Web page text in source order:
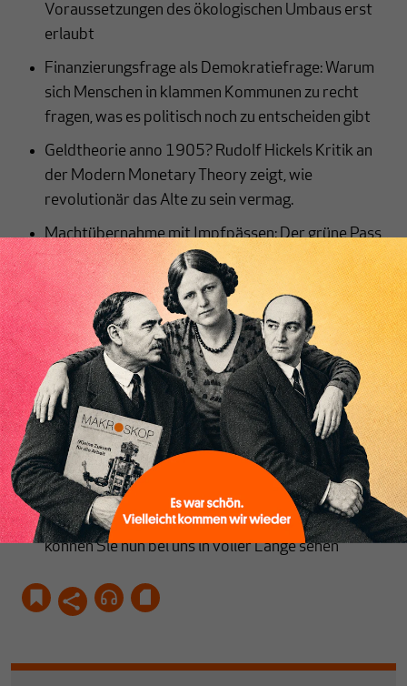
Inhaltsverzeichnis
Voraussetzungen des ökologischen Umbaus erst
erlaubt
Finanzierungsfrage als Demokratiefrage: Warum
sich Menschen in klammen Kommunen zu recht
fragen, was es politisch noch zu entscheiden gibt
Geldtheorie anno 1905? Rudolf Hickels Kritik an
der Modern Monetary Theory zeigt, wie
revolutionär das Alte zu sein vermag.
Machtübernahme mit Impfpässen: Der grüne Pass
in Italien könnte zu einer heimlichen Verlängerung
des Ausnahmezustands werden und die
Machtkonzentration in den Exekutiv- und
Technokratenapparaten des Staates verfestigen
MAKROSKOP, Quo vadis? Zu den Ideen,
Konzepten und der Zukunft unseres Magazins auf
dem Beirats-, Förderer und Autorentreffen in
Freiburg
Globalismus und Demokratie: Das
(Streit-)Gespräch der Freiburger Diskurse
zwischen Wolfgang Streeck und Rainer Hank
können Sie nun bei uns in voller Länge sehen